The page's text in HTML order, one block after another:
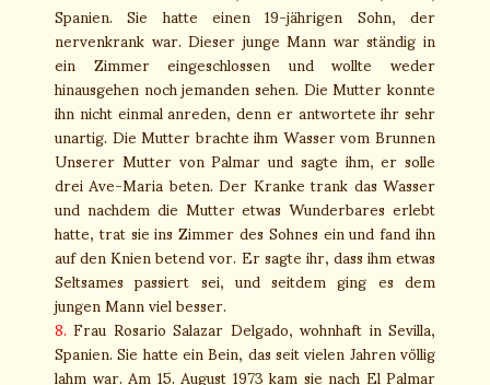
Spanien. Sie hatte einen 19-jährigen Sohn, der
nervenkrank war. Dieser junge Mann war ständig in
ein Zimmer eingeschlossen und wollte weder
hinausgehen noch jemanden sehen. Die Mutter konnte
ihn nicht einmal anreden, denn er antwortete ihr sehr
unartig. Die Mutter brachte ihm Wasser vom Brunnen
Unserer Mutter von Palmar und sagte ihm, er solle
drei Ave-Maria beten. Der Kranke trank das Wasser
und nachdem die Mutter etwas Wunderbares erlebt
hatte, trat sie ins Zimmer des Sohnes ein und fand ihn
auf den Knien betend vor. Er sagte ihr, dass ihm etwas
Seltsames passiert sei, und seitdem ging es dem
jungen Mann viel besser.
8.Frau Rosario Salazar Delgado, wohnhaft in Sevilla,
Spanien. Sie hatte ein Bein, das seit vielen Jahren völlig